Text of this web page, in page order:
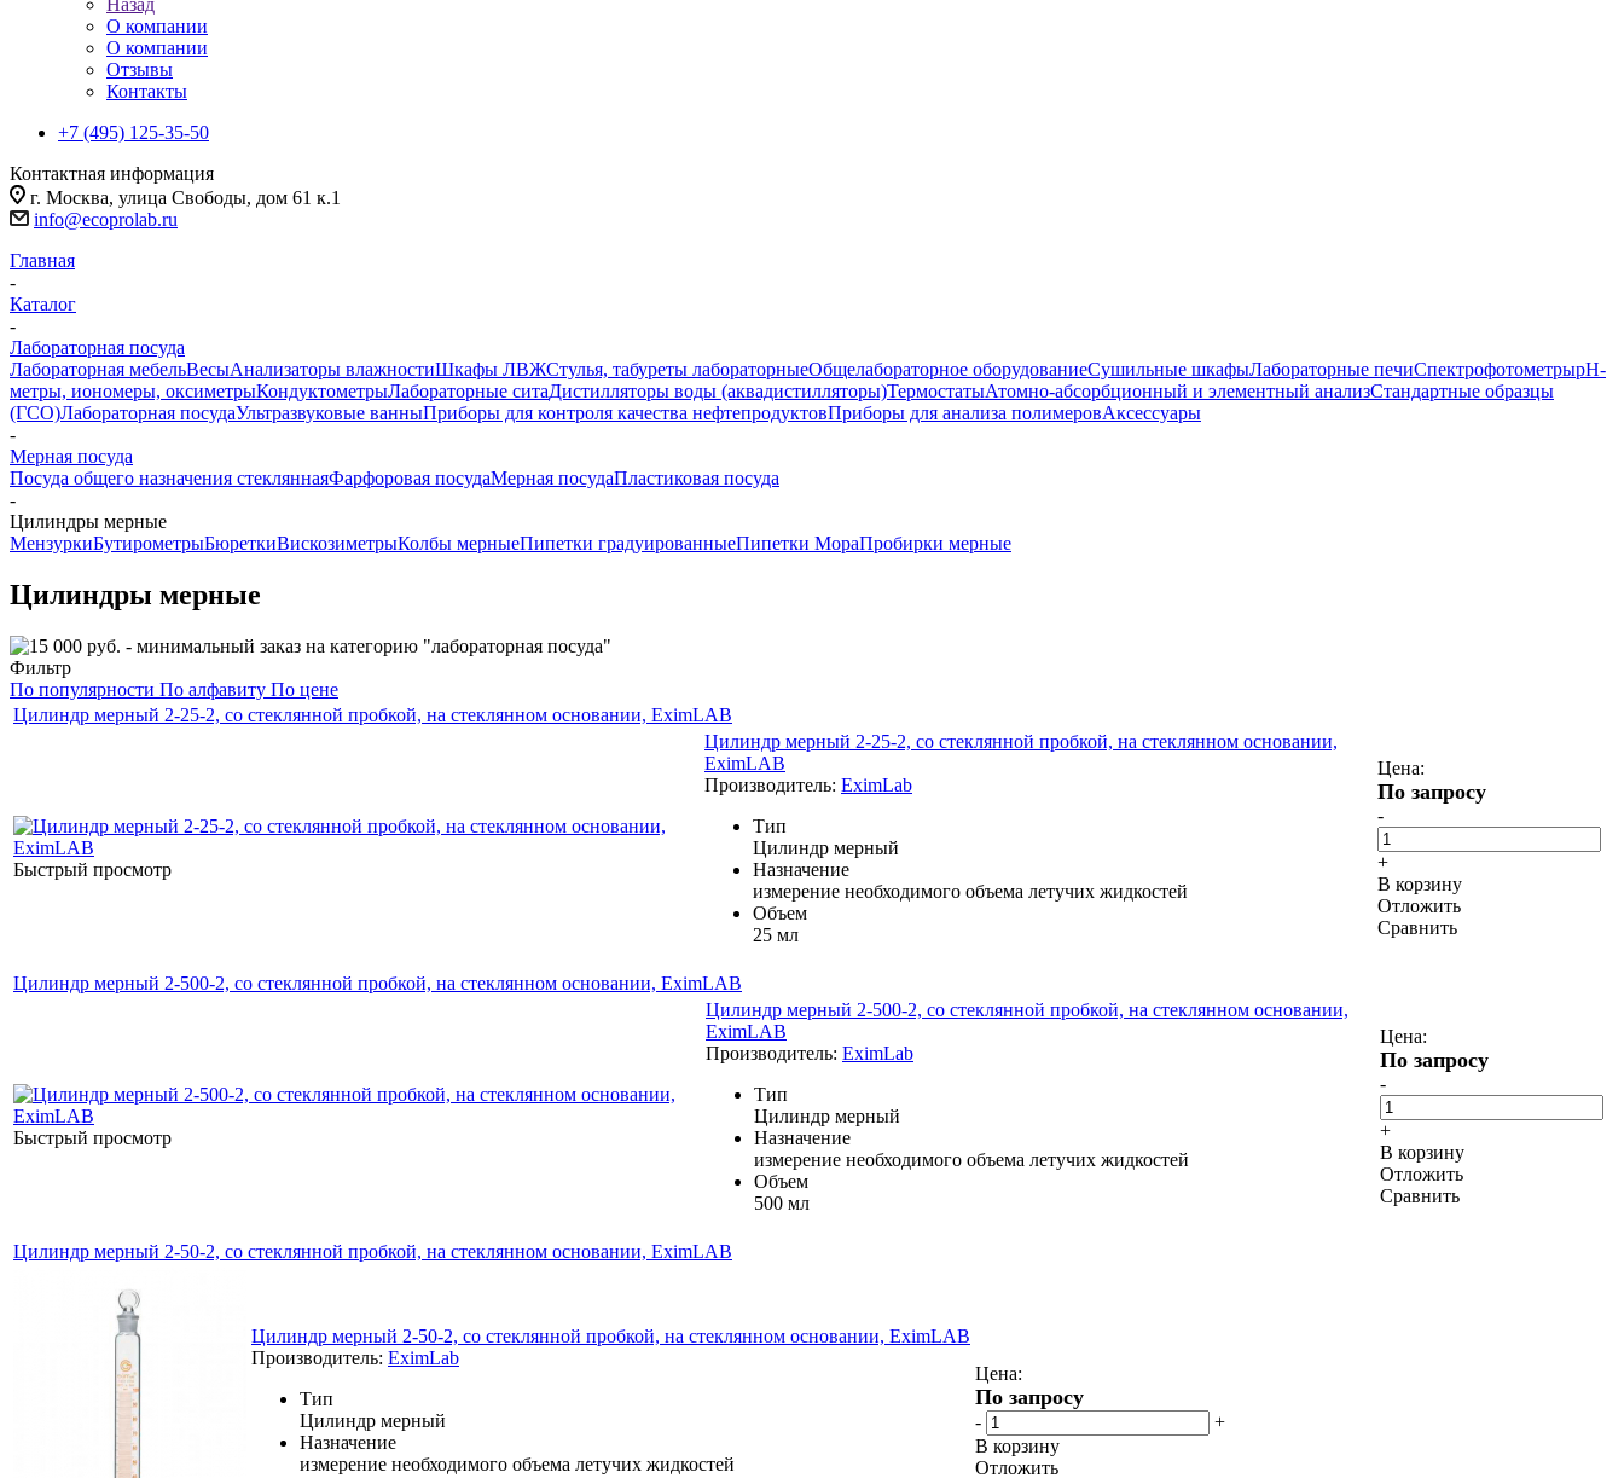
Назад
О компании
О компании
Отзывы
Контакты
+7 (495) 125-35-50
Контактная информация
г. Москва, улица Свободы, дом 61 к.1
info@ecoprolab.ru
Главная
-
Каталог
-
Лабораторная посуда
Лабораторная мебельВесыАнализаторы влажностиШкафы ЛВЖСтулья, табуреты лабораторныеОбщелабораторное оборудованиеСушильные шкафыЛабораторные печиСпектрофотометрыpH-
метры, иономеры, оксиметрыКондуктометрыЛабораторные ситаДистилляторы воды (аквадистилляторы)ТермостатыАтомно-абсорбционный и элементный анализСтандартные образцы
(ГСО)Лабораторная посудаУльтразвуковые ванныПриборы для контроля качества нефтепродуктовПриборы для анализа полимеровАксессуары
-
Мерная посуда
Посуда общего назначения стекляннаяФарфоровая посудаМерная посудаПластиковая посуда
-
Цилиндры мерные
МензуркиБутирометрыБюреткиВискозиметрыКолбы мерныеПипетки градуированныеПипетки МораПробирки мерные
Цилиндры мерные
Фильтр
По популярности По алфавиту По цене
Цилиндр мерный 2-25-2, со стеклянной пробкой, на стеклянном основании, EximLAB
Быстрый просмотр
Цилиндр мерный 2-25-2, со стеклянной пробкой, на стеклянном основании,
EximLAB
Производитель: EximLab
Тип
Цилиндр мерный
Назначение
измерение необходимого объема летучих жидкостей
Объем
25 мл
Цена:
По запросу
-
+
В корзину
Отложить
Сравнить
Цилиндр мерный 2-500-2, со стеклянной пробкой, на стеклянном основании, EximLAB
Быстрый просмотр
Цилиндр мерный 2-500-2, со стеклянной пробкой, на стеклянном основании,
EximLAB
Производитель: EximLab
Тип
Цилиндр мерный
Назначение
измерение необходимого объема летучих жидкостей
Объем
500 мл
Цена:
По запросу
-
+
В корзину
Отложить
Сравнить
Цилиндр мерный 2-50-2, со стеклянной пробкой, на стеклянном основании, EximLAB
Цилиндр мерный 2-50-2, со стеклянной пробкой, на стеклянном основании, EximLAB
Производитель: EximLab
Тип
Цилиндр мерный
Назначение
измерение необходимого объема летучих жидкостей
Цена:
По запросу
-
+
В корзину
Отложить